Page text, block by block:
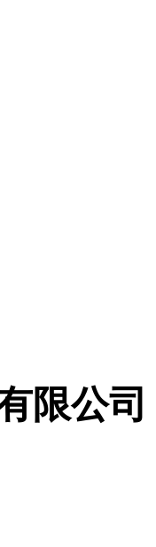
限公司